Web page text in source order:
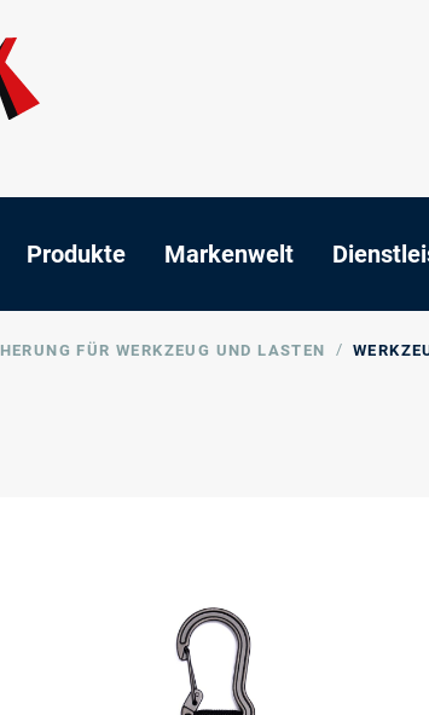
Produkte Markenwelt
FÜR WERKZEUG UND LASTEN /